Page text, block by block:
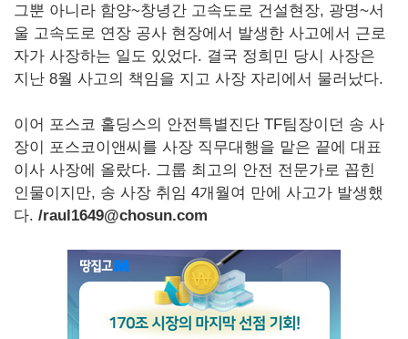
그뿐 아니라 함양~창녕간 고속도로 건설현장, 광명~서
울 고속도로 연장 공사 현장에서 발생한 사고에서 근로
자가 사장하는 일도 있었다. 결국 정희민 당시 사장은
지난 8월 사고의 책임을 지고 사장 자리에서 물러났다.
이어 포스코 홀딩스의 안전특별진단 TF팀장이던 송 사
장이 포스코이앤씨를 사장 직무대행을 맡은 끝에 대표
이사 사장에 올랐다. 그룹 최고의 안전 전문가로 꼽힌
인물이지만, 송 사장 취임 4개월여 만에 사고가 발생했
다. /raul1649@chosun.com